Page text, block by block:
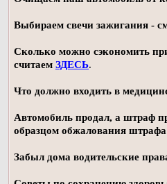
Выбираем свечи зажигания -
Сколько можно сэкономить
считаем ЗДЕСЬ.
Что должно входить в
Автомобиль продал, а штраф
образцом обжалования
Забыл дома водительские